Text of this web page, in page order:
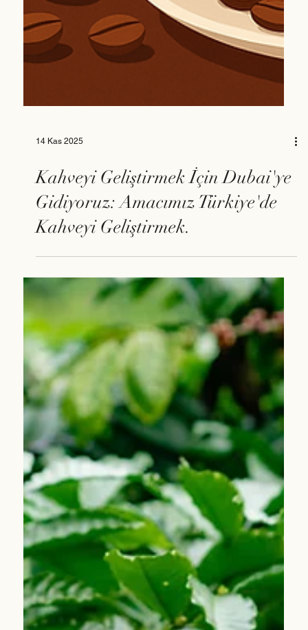
14 Kas 2025
Kahveyi Geliştirmek İçin Dubai'ye
Gidiyoruz: Amacımız Türkiye'de
Kahveyi Geliştirmek.